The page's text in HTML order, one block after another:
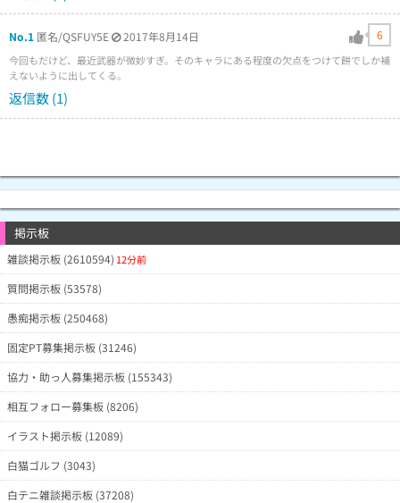
No.1 匿名/QSFUY5E 2017年8月14日 6
今回もだけど、最近武器が微妙すぎ。そのキャラにある程度の欠点をつけて餅でしか補
えないように出してくる。
返信数 (1)
掲示板
雑談掲示板 (2610594) 12分前
質問掲示板 (53578)
愚痴掲示板 (250468)
固定PT募集掲示板 (31246)
協力・助っ人募集掲示板 (155343)
相互フォロー募集板 (8206)
イラスト掲示板 (12089)
白猫ゴルフ (3043)
白テニ雑談掲示板 (37208)